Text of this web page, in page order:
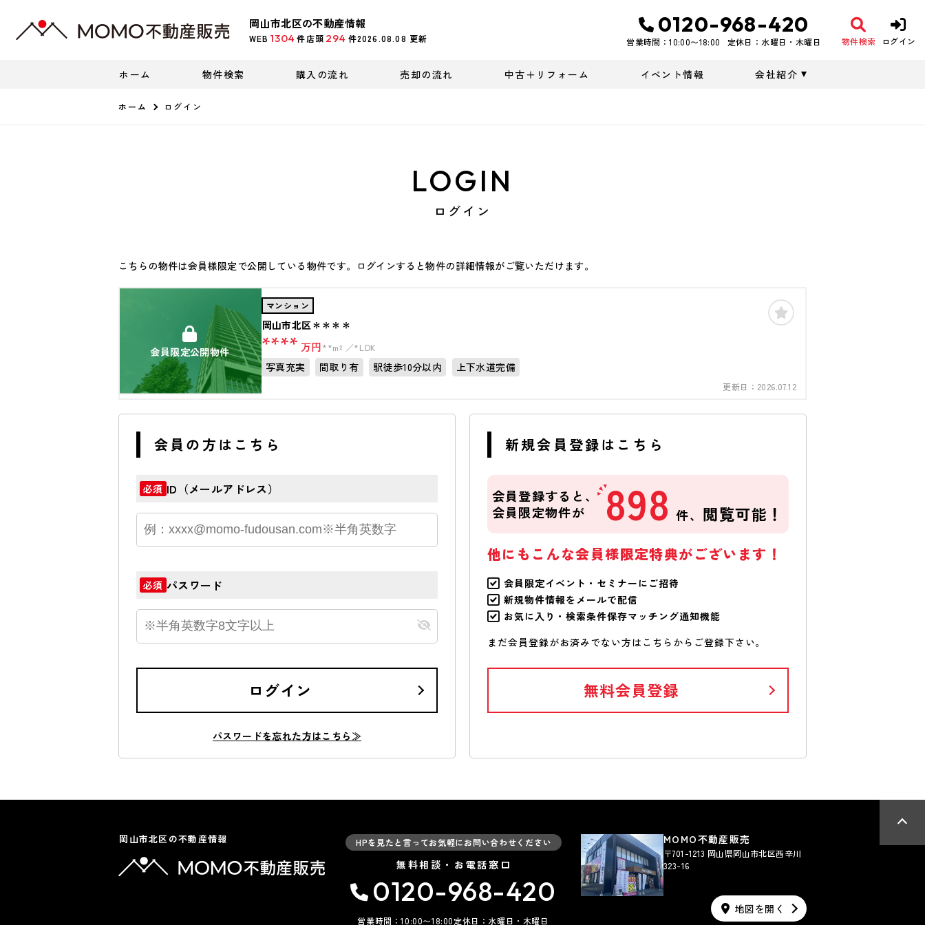
岡山市北区の不動産情報
WEB 1304 件店頭 294 件2026.08.08 更新
0120-968-420
営業時間：10:00〜18:00 定休日：水曜日・木曜日 物件検索 ログイン
ホーム 物件検索 購入の流れ 売却の流れ 中古＋リフォーム イベント情報 会社紹介
ホーム ログイン
LOGIN
ログイン
こちらの物件は会員様限定で公開している物件です。ログインすると物件の詳細情報がご覧いただけます。
会員限定公開物件
マンション
岡山市北区＊＊＊＊
**** 万円**m² *LDK
写真充実 間取り有 駅徒歩10分以内 上下水道完備
更新日： 2026.07.12
会員の方はこちら
必須 ID（メールアドレス）
必須 パスワード
ログイン
パスワードを忘れた方はこちら≫
新規会員登録はこちら
会員登録すると、
会員限定物件が
898 件、 閲覧可能！
他にもこんな会員様限定特典がございます！
会員限定イベント・セミナーにご招待
新規物件情報をメールで配信
お気に入り・検索条件保存マッチング通知機能
まだ会員登録がお済みでない方はこちらからご登録下さい。
無料会員登録
岡山市北区の不動産情報 HPを見たと言ってお気軽にお問い合わせください
無料相談・お電話窓口
0120-968-420
営業時間：10:00〜18:00定休日：水曜日・木曜日
MOMO不動産販売
〒701-1213 岡山県岡山市北区西辛川
323-16
地図を開く